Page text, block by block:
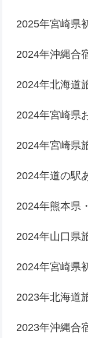
2025年宮崎県
2024年沖縄合
2024年北海道
2024年宮崎県
2024年宮崎県
2024年道の駅
2024年熊本県
2024年山口県
2024年宮崎県
2023年北海道
2023年沖縄合